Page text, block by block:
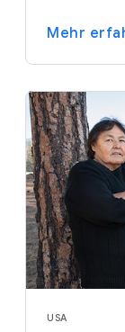
Mehr
USA